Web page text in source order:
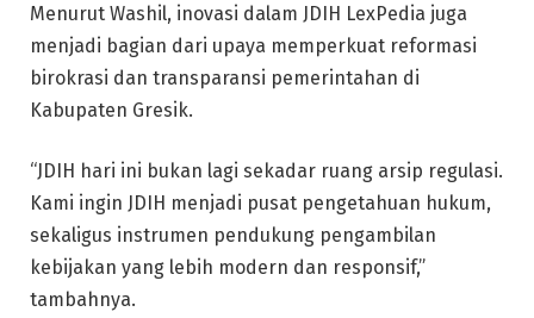
Menurut Washil, inovasi dalam JDIH LexPedia juga
menjadi bagian dari upaya memperkuat reformasi
birokrasi dan transparansi pemerintahan di
Kabupaten Gresik.
“JDIH hari ini bukan lagi sekadar ruang arsip regulasi.
Kami ingin JDIH menjadi pusat pengetahuan hukum,
sekaligus instrumen pendukung pengambilan
kebijakan yang lebih modern dan responsif,”
tambahnya.